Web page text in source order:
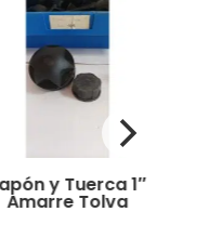
y Tuerca 1″
Amarre Tolva